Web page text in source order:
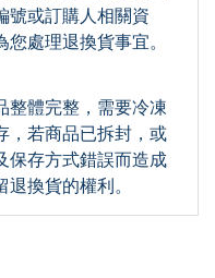
號或訂購人相關資
處理退換貨事宜。
整體完整，需要冷凍
，若商品已拆封，或
保存方式錯誤而造成
換貨的權利。